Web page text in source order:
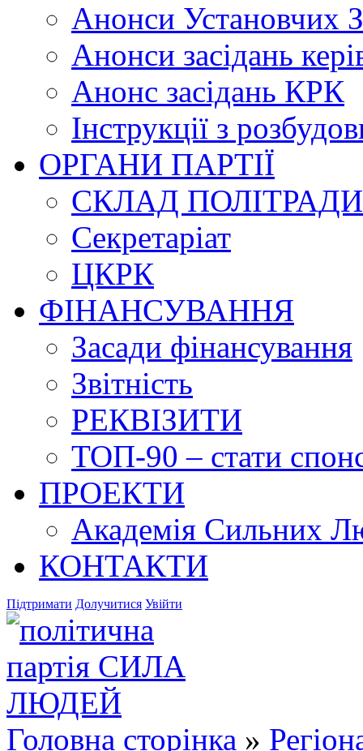
Анонси Установчих
Анонси засідань
Анонс засідань КРК
Інструкції з
ОРГАНИ ПАРТІЇ
СКЛАД ПОЛІТРАДИ
Секретаріат
ЦКРК
ФІНАНСУВАННЯ
Засади фінансування
Звітність
РЕКВІЗИТИ
ТОП-90 – стати
ПРОЕКТИ
Академія Сильних
КОНТАКТИ
Підтримати Долучитися Увійти
Головна сторінка »